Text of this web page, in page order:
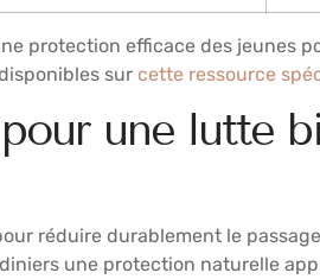
protection efficace des jeunes
sur cette ressource
une lutte
réduire durablement le
une protection naturelle